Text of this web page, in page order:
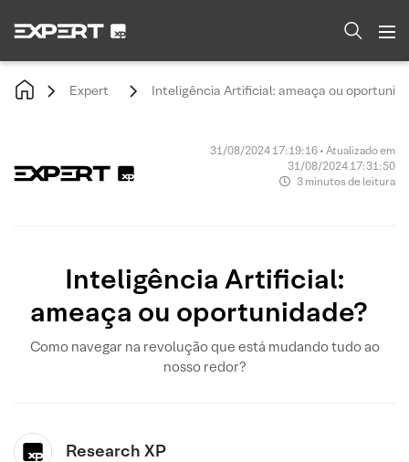
Expert Inteligência Artificial: ameaça ou
31/08/2024 17:19:16 • Atualizado em
31/08/2024 17:31:50
3 minutos de leitura
Inteligência Artificial:
ameaça ou oportunidade?
Como navegar na revolução que está mudando tudo ao
nosso redor?
Research XP